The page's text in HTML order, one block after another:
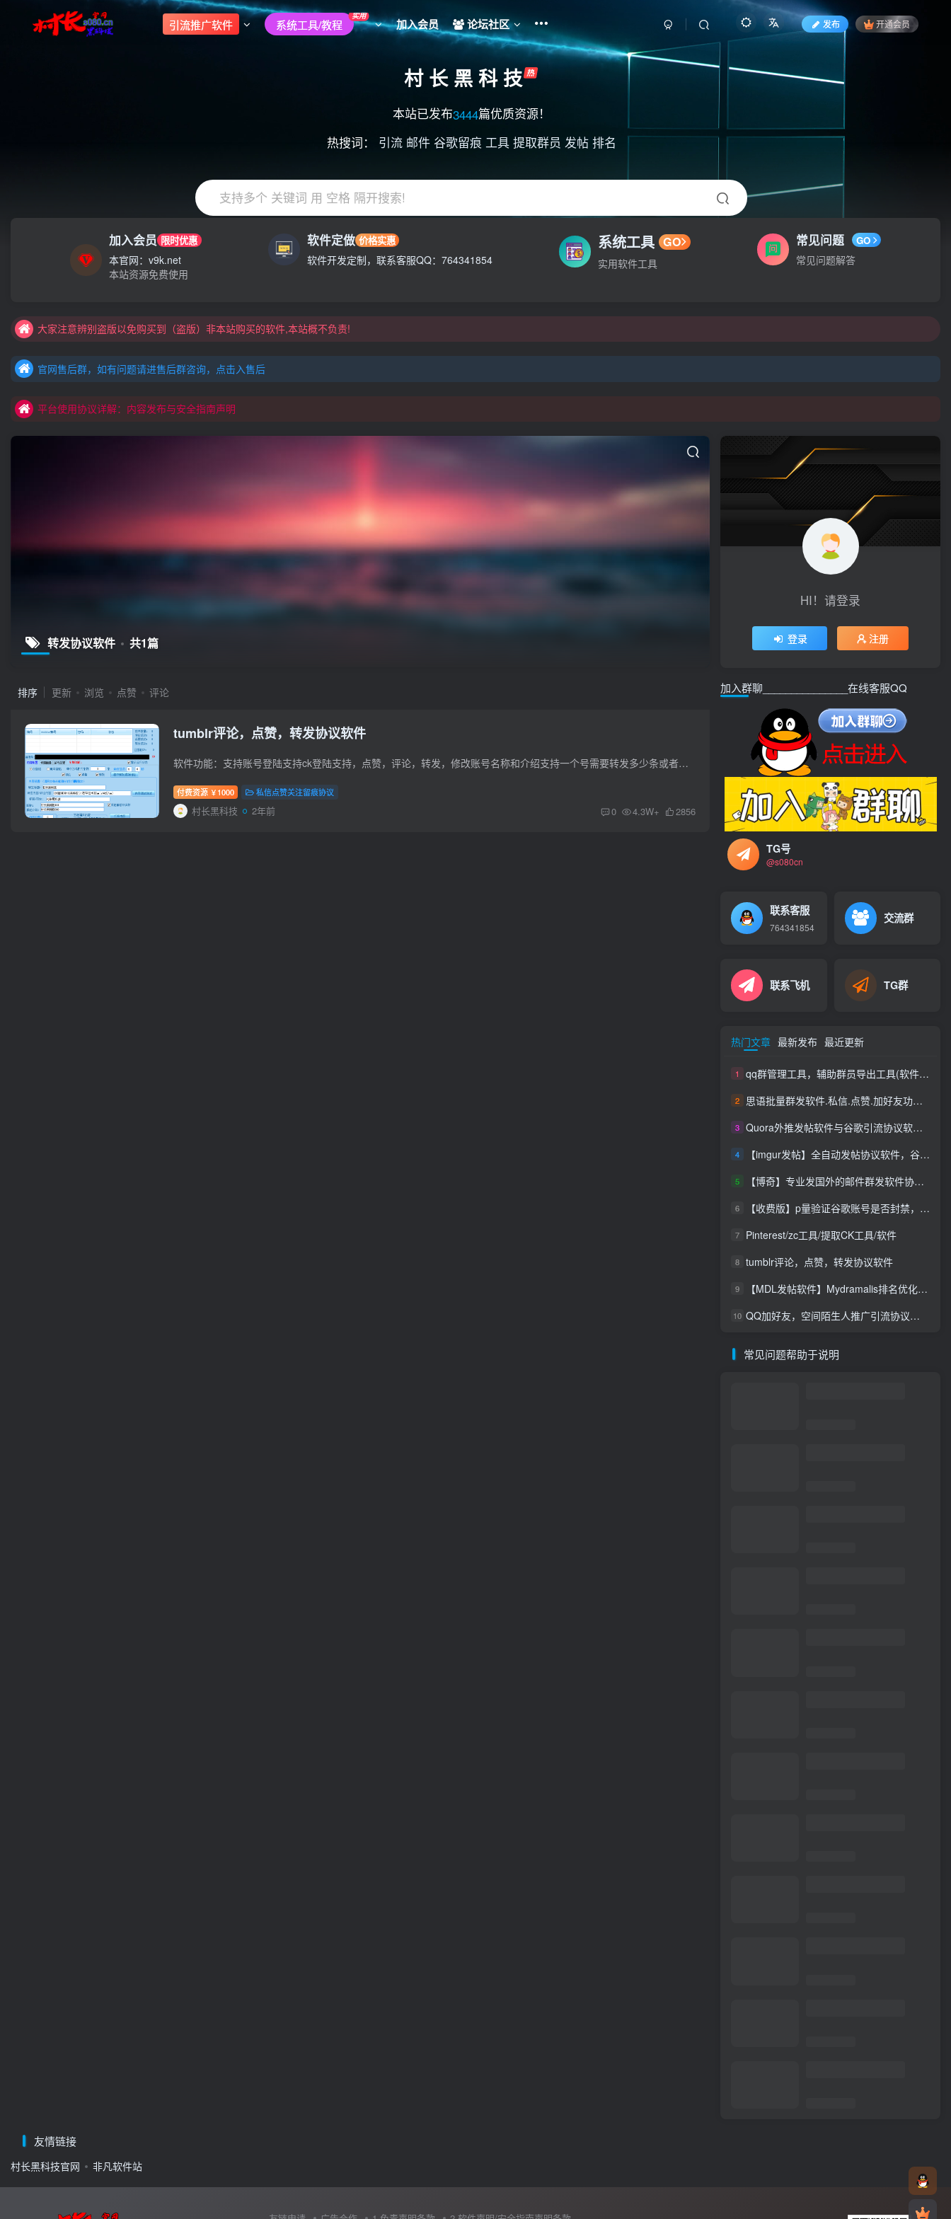
引流推广软件 系统工具/教程
实用
加入会员 论坛社区 发布 开通会员
村 长 黑 科 技
本站已发布3444篇优质资源！
热搜词： 引流 邮件 谷歌留痕 工具 提取群员 发帖 排名
支持多个 关键词 用 空格 隔开搜索!
加入会员 限时优惠
本官网：v9k.net
本站资源免费使用
软件定做 价格实惠
软件开发定制，联系客服QQ：764341854
系统工具 GO
实用软件工具
常见问题 GO
常见问题解答
大家注意辨别盗版以免购买到（盗版）非本站购买的软件,本站概不负责!
村长黑科技欢迎您！！！全网更新：新项目，新势力，共同发展
村长黑科技欢迎您！！！全网更新：新项目，新势力，共同发展
官网售后群，如有问题请进售后群咨询，点击入售后
官网售后群，如有问题请进售后群咨询，点击入售后
平台使用协议详解：内容发布与安全指南声明
平台使用协议详解：内容发布与安全指南声明
转发协议软件 共1篇
排序 更新 浏览 点赞 评论
tumblr评论，点赞，转发协议软件
软件功能：支持账号登陆支持ck登陆支持，点赞，评论，转发，修改账号名称和介绍支持一个号需要转发多少条或者是点赞多少条，请自行设置支持多线程操作使用说明：需要加速器，或者是国外ip才可以...
付费资源 ￥ 1000 私信点赞关注留痕协议
村长黑科技 2年前 0 4.3W+ 2856
HI！请登录
登录 注册
加入群聊_______________在线客服QQ
TG号
@s080cn
联系客服
764341854
交流群
联系飞机 TG群
热门文章 最新发布 最近更新
1 qq群管理工具，辅助群员导出工具(软件批量导出好帮手：QQ群成员一键提取，QQ群员提取
2 思语批量群发软件.私信.点赞.加好友功能+查询手机是否已注册账号
3 Quora外推发帖软件与谷歌引流协议软件，推广_营销软件
4 【imgur发帖】全自动发帖协议软件，谷歌搜索引流推广软件
5 【博奇】专业发国外的邮件群发软件协议，邮件群发软件协议|支持网址|发送速度快|效果好|你不限制内容和行业
6 【收费版】p量验证谷歌账号是否封禁，支持账号，无须密码即可查询封禁【谷歌账号检测查询是否封禁】【会员免费使用】
7 Pinterest/zc工具/提取CK工具/软件
8 tumblr评论，点赞，转发协议软件
9 【MDL发帖软件】Mydramalis排名优化自动发帖，谷歌排名优化
10 QQ加好友，空间陌生人推广引流协议软件，评论，点赞，留言，发布说说，陌生人访问留痕软件
常见问题帮助于说明
友情链接
村长黑科技官网 非凡软件站